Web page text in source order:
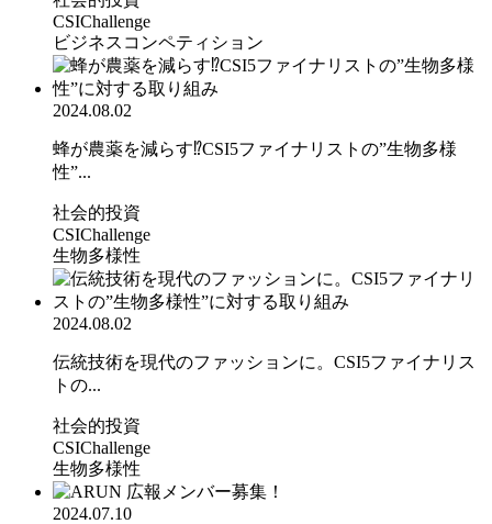
CSIChallenge
ビジネスコンペティション
2024.08.02
蜂が農薬を減らす⁉CSI5ファイナリストの”生物多様
性”...
社会的投資
CSIChallenge
生物多様性
2024.08.02
伝統技術を現代のファッションに。CSI5ファイナリス
トの...
社会的投資
CSIChallenge
生物多様性
2024.07.10